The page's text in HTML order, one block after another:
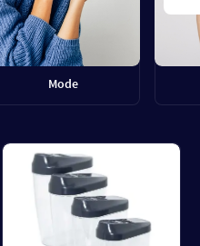
Mode